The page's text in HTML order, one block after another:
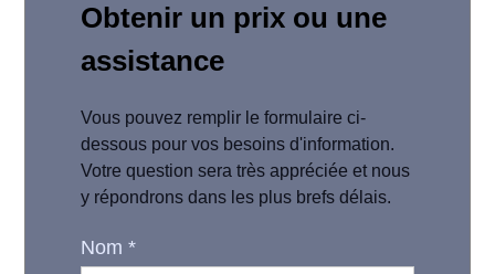
Obtenir un prix ou une
assistance
Vous pouvez remplir le formulaire ci-
dessous pour vos besoins d'information.
Votre question sera très appréciée et nous
y répondrons dans les plus brefs délais.
Nom*